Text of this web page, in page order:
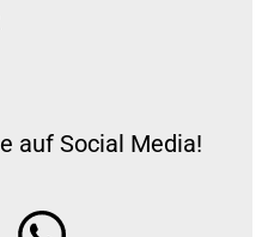
auf Social Media!